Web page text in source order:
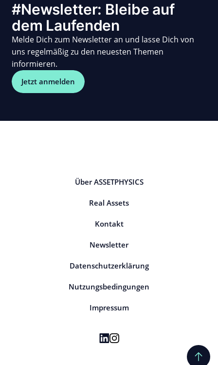
#Newsletter: Bleibe auf
dem Laufenden
Melde Dich zum Newsletter an und lasse Dich von
uns regelmäßig zu den neuesten Themen
informieren.
Jetzt anmelden
Über ASSETPHYSICS
Real Assets
Kontakt
Newsletter
Datenschutzerklärung
Nutzungsbedingungen
Impressum